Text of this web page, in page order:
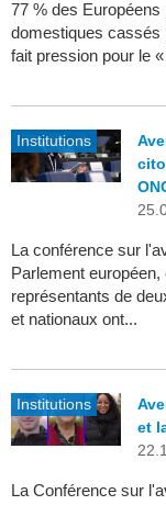
77 % des Européens
domestiques cassés
fait pression pour le
Institutions
La conférence sur
Parlement
représentants de
et nationaux ont...
Institutions
et
La Conférence sur